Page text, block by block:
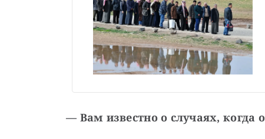
— Вам известно о случаях,